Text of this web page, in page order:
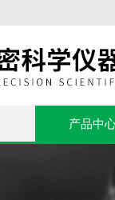
产品中